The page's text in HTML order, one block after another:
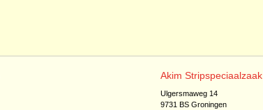
Akim Stripspeciaalzaak
Ulgersmaweg 14
9731 BS Groningen